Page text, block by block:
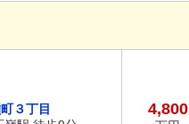
３丁目
4,800